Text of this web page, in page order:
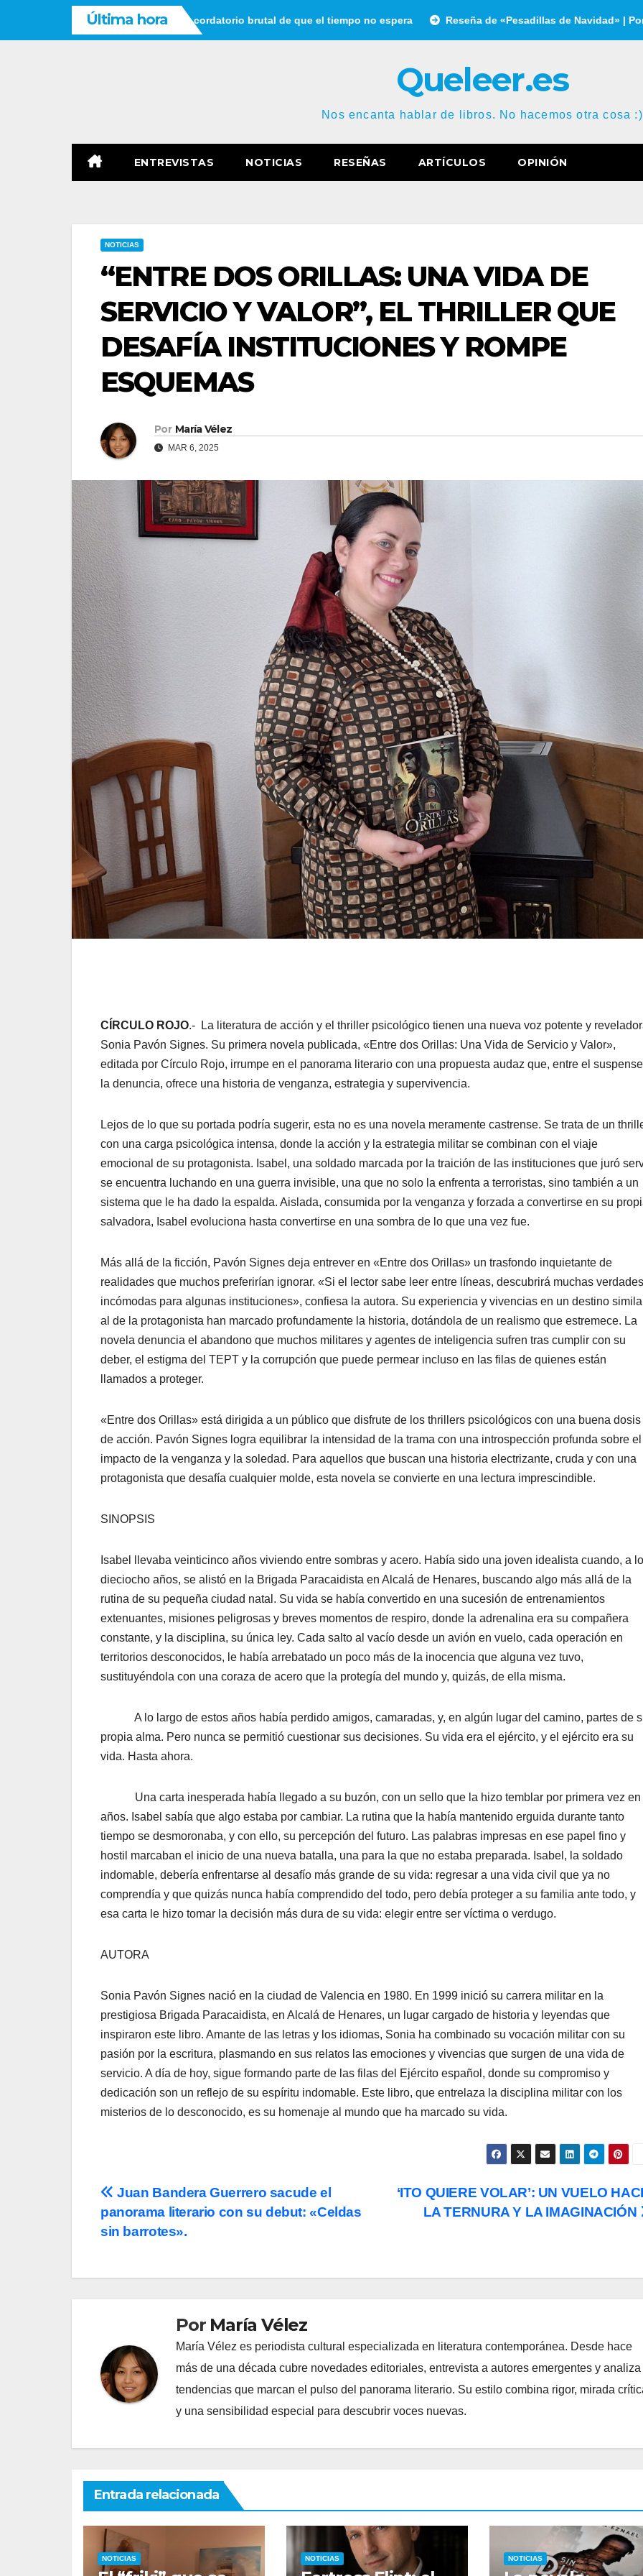
Última hora
que tienes tiempo: un recordatorio brutal de que el tiempo no espera Reseña de «Pesadillas de Navidad» | Por Gonzalo
Queleer.es
Nos encanta hablar de libros. No hacemos otra cosa :)
ENTREVISTAS NOTICIAS RESEÑAS ARTÍCULOS OPINIÓN
NOTICIAS
“ENTRE DOS ORILLAS: UNA VIDA DE
SERVICIO Y VALOR”, EL THRILLER QUE
DESAFÍA INSTITUCIONES Y ROMPE
ESQUEMAS
Por María Vélez
MAR 6, 2025
CÍRCULO ROJO.- La literatura de acción y el thriller psicológico tienen una nueva voz potente y
Sonia Pavón Signes. Su primera novela publicada, «Entre dos Orillas: Una Vida de Servicio y Valor»,
editada por Círculo Rojo, irrumpe en el panorama literario con una propuesta audaz que, entre el
la denuncia, ofrece una historia de venganza, estrategia y supervivencia.
Lejos de lo que su portada podría sugerir, esta no es una novela meramente castrense. Se trata de un
con una carga psicológica intensa, donde la acción y la estrategia militar se combinan con el viaje
emocional de su protagonista. Isabel, una soldado marcada por la traición de las instituciones que juró
se encuentra luchando en una guerra invisible, una que no solo la enfrenta a terroristas, sino también a un
sistema que le ha dado la espalda. Aislada, consumida por la venganza y forzada a convertirse en su
salvadora, Isabel evoluciona hasta convertirse en una sombra de lo que una vez fue.
Más allá de la ficción, Pavón Signes deja entrever en «Entre dos Orillas» un trasfondo inquietante de
realidades que muchos preferirían ignorar. «Si el lector sabe leer entre líneas, descubrirá muchas verdades
incómodas para algunas instituciones», confiesa la autora. Su experiencia y vivencias en un destino
al de la protagonista han marcado profundamente la historia, dotándola de un realismo que estremece. La
novela denuncia el abandono que muchos militares y agentes de inteligencia sufren tras cumplir con su
deber, el estigma del TEPT y la corrupción que puede permear incluso en las filas de quienes están
llamados a proteger.
«Entre dos Orillas» está dirigida a un público que disfrute de los thrillers psicológicos con una buena dosis
de acción. Pavón Signes logra equilibrar la intensidad de la trama con una introspección profunda sobre el
impacto de la venganza y la soledad. Para aquellos que buscan una historia electrizante, cruda y con una
protagonista que desafía cualquier molde, esta novela se convierte en una lectura imprescindible.
SINOPSIS
Isabel llevaba veinticinco años viviendo entre sombras y acero. Había sido una joven idealista cuando, a
dieciocho años, se alistó en la Brigada Paracaidista en Alcalá de Henares, buscando algo más allá de la
rutina de su pequeña ciudad natal. Su vida se había convertido en una sucesión de entrenamientos
extenuantes, misiones peligrosas y breves momentos de respiro, donde la adrenalina era su compañera
constante, y la disciplina, su única ley. Cada salto al vacío desde un avión en vuelo, cada operación en
territorios desconocidos, le había arrebatado un poco más de la inocencia que alguna vez tuvo,
sustituyéndola con una coraza de acero que la protegía del mundo y, quizás, de ella misma.
A lo largo de estos años había perdido amigos, camaradas, y, en algún lugar del camino, partes de
propia alma. Pero nunca se permitió cuestionar sus decisiones. Su vida era el ejército, y el ejército era su
vida. Hasta ahora.
Una carta inesperada había llegado a su buzón, con un sello que la hizo temblar por primera vez en
años. Isabel sabía que algo estaba por cambiar. La rutina que la había mantenido erguida durante tanto
tiempo se desmoronaba, y con ello, su percepción del futuro. Las palabras impresas en ese papel fino y
hostil marcaban el inicio de una nueva batalla, una para la que no estaba preparada. Isabel, la soldado
indomable, debería enfrentarse al desafío más grande de su vida: regresar a una vida civil que ya no
comprendía y que quizás nunca había comprendido del todo, pero debía proteger a su familia ante todo, y
esa carta le hizo tomar la decisión más dura de su vida: elegir entre ser víctima o verdugo.
AUTORA
Sonia Pavón Signes nació en la ciudad de Valencia en 1980. En 1999 inició su carrera militar en la
prestigiosa Brigada Paracaidista, en Alcalá de Henares, un lugar cargado de historia y leyendas que
inspiraron este libro. Amante de las letras y los idiomas, Sonia ha combinado su vocación militar con su
pasión por la escritura, plasmando en sus relatos las emociones y vivencias que surgen de una vida de
servicio. A día de hoy, sigue formando parte de las filas del Ejército español, donde su compromiso y
dedicación son un reflejo de su espíritu indomable. Este libro, que entrelaza la disciplina militar con los
misterios de lo desconocido, es su homenaje al mundo que ha marcado su vida.
Navegación
de
‘ITO QUIERE VOLAR’: UN VUELO
LA TERNURA Y LA IMAGINACIÓN
Juan Bandera Guerrero sacude el
panorama literario con su debut: «Celdas
sin barrotes».
Por María Vélez
María Vélez es periodista cultural especializada en literatura contemporánea. Desde hace
más de una década cubre novedades editoriales, entrevista a autores emergentes y analiza
tendencias que marcan el pulso del panorama literario. Su estilo combina rigor, mirada
y una sensibilidad especial para descubrir voces nuevas.
Entrada relacionada
NOTICIAS NOTICIAS NOTICIAS